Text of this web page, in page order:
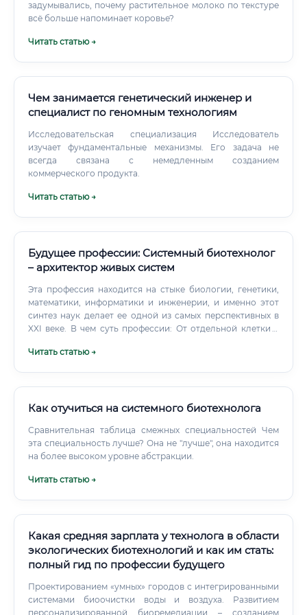
задумывались, почему растительное молоко по текстуре
всё больше напоминает коровье?
Читать статью →
Чем занимается генетический инженер и
специалист по геномным технологиям
Исследовательская специализация Исследователь
изучает фундаментальные механизмы. Его задача не
всегда связана с немедленным созданием
коммерческого продукта.
Читать статью →
Будущее профессии: Системный биотехнолог
– архитектор живых систем
Эта профессия находится на стыке биологии, генетики,
математики, информатики и инженерии, и именно этот
синтез наук делает ее одной из самых перспективных в
XXI веке. В чем суть профессии: От отдельной клетки к
профессии — «системный».
Читать статью →
Как отучиться на системного биотехнолога
Сравнительная таблица смежных специальностей Чем
эта специальность лучше? Она не "лучше", она находится
на более высоком уровне абстракции.
Читать статью →
Какая средняя зарплата у технолога в области
экологических биотехнологий и как им стать:
полный гид по профессии будущего
Проектированием «умных» городов с интегрированными
системами биоочистки воды и воздуха. Развитием
персонализированной биоремедиации – созданием